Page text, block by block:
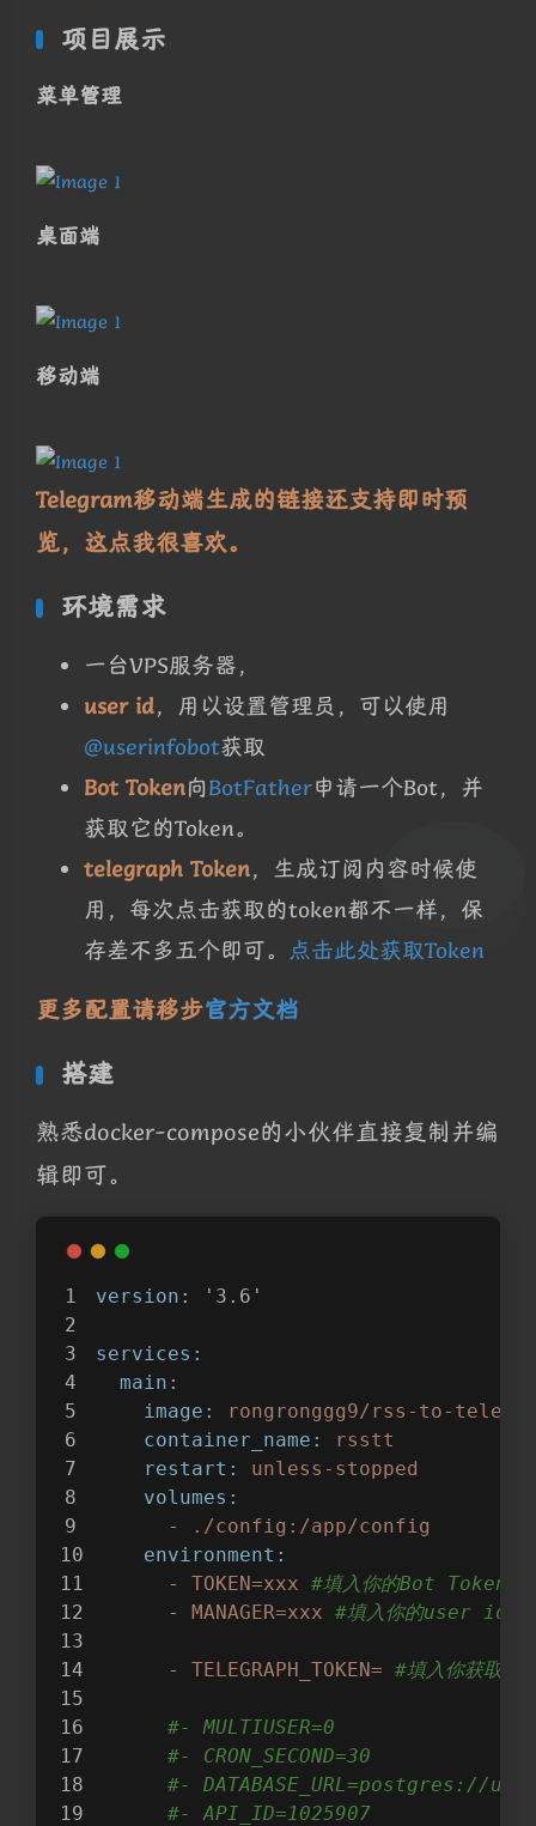
项目展示
菜单管理
桌面端
移动端
Telegram移动端生成的链接还支持即时预
览，这点我很喜欢。
环境需求
一台VPS服务器，
user id，用以设置管理员，可以使用
@userinfobot获取
Bot Token向BotFather申请一个Bot，并
获取它的Token。
telegraph Token，生成订阅内容时候使
用，每次点击获取的token都不一样，保
存差不多五个即可。 点击此处获取Token
更多配置请移步官方文档
搭建
熟悉docker-compose的小伙伴直接复制并编
辑即可。
version : '3.6'
services:
main:
image:
rongronggg9/rss-to-
container_name:
rsstt
restart:
unless-stopped
volumes:
-
./config:/app/config
environment:
-
TOKEN=xxx #填入你的Bot Token
-
MANAGER=xxx #填入你的user id
- TELEGRAPH_TOKEN= #填入你获取
#- MULTIUSER=0
#- CRON_SECOND=30
#- DATABASE_URL=postgres://
#- API_ID=1025907